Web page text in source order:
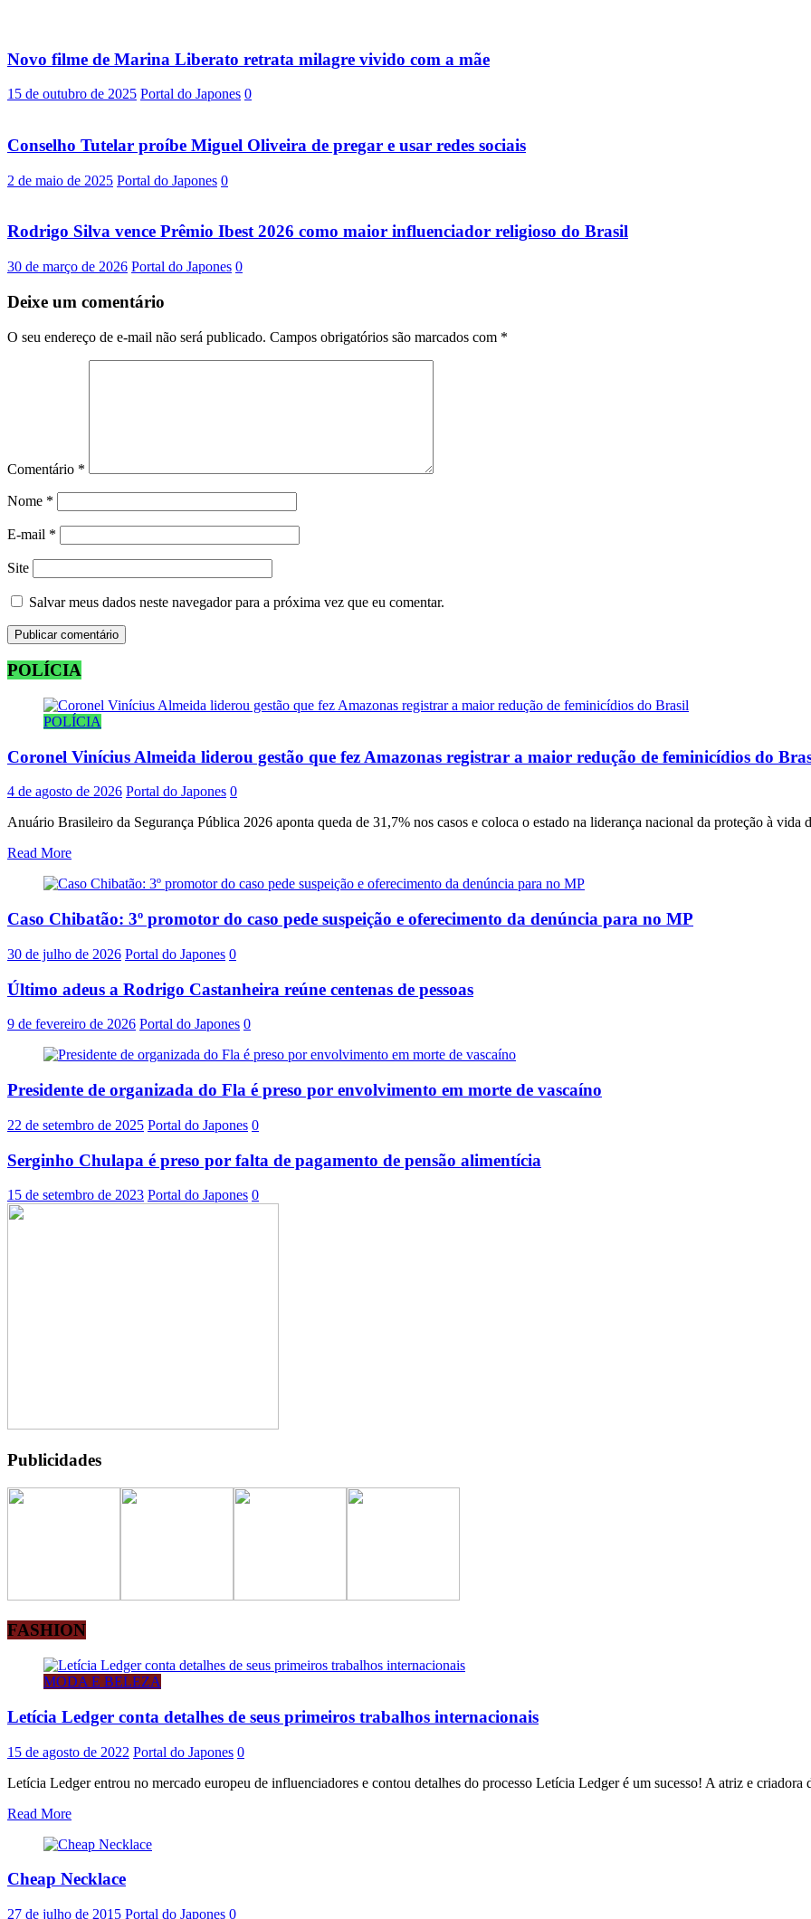
Novo filme de Marina Liberato retrata milagre vivido com a mãe
15 de outubro de 2025 Portal do Japones 0
Conselho Tutelar proíbe Miguel Oliveira de pregar e usar redes sociais
2 de maio de 2025 Portal do Japones 0
Rodrigo Silva vence Prêmio Ibest 2026 como maior influenciador religioso do Brasil
30 de março de 2026 Portal do Japones 0
Deixe um comentário
O seu endereço de e-mail não será publicado. Campos obrigatórios são marcados com *
Comentário *
Nome *
E-mail *
Site
Salvar meus dados neste navegador para a próxima vez que eu comentar.
POLÍCIA
POLÍCIA
Coronel Vinícius Almeida liderou gestão que fez Amazonas registrar a maior redução de feminicídios do
4 de agosto de 2026 Portal do Japones 0
Anuário Brasileiro da Segurança Pública 2026 aponta queda de 31,7% nos casos e coloca o estado na liderança nacional da proteção à vida
Read More
Caso Chibatão: 3º promotor do caso pede suspeição e oferecimento da denúncia para no MP
30 de julho de 2026 Portal do Japones 0
Último adeus a Rodrigo Castanheira reúne centenas de pessoas
9 de fevereiro de 2026 Portal do Japones 0
Presidente de organizada do Fla é preso por envolvimento em morte de vascaíno
22 de setembro de 2025 Portal do Japones 0
Serginho Chulapa é preso por falta de pagamento de pensão alimentícia
15 de setembro de 2023 Portal do Japones 0
Publicidades
FASHION
MODA E BELEZA
Letícia Ledger conta detalhes de seus primeiros trabalhos internacionais
15 de agosto de 2022 Portal do Japones 0
Letícia Ledger entrou no mercado europeu de influenciadores e contou detalhes do processo Letícia Ledger é um sucesso! A atriz e criadora
Read More
Cheap Necklace
27 de julho de 2015 Portal do Japones 0